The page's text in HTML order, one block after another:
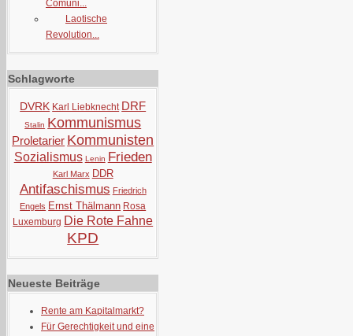
Comuni...
Laotische
Revolution...
Schlagworte
DVRK Karl Liebknecht DRF
Stalin Kommunismus
Proletarier Kommunisten
Sozialismus Lenin Frieden
Karl Marx DDR
Antifaschismus Friedrich
Engels Ernst Thälmann Rosa
Luxemburg Die Rote Fahne
KPD
Neueste Beiträge
Rente am Kapitalmarkt?
Für Gerechtigkeit und eine